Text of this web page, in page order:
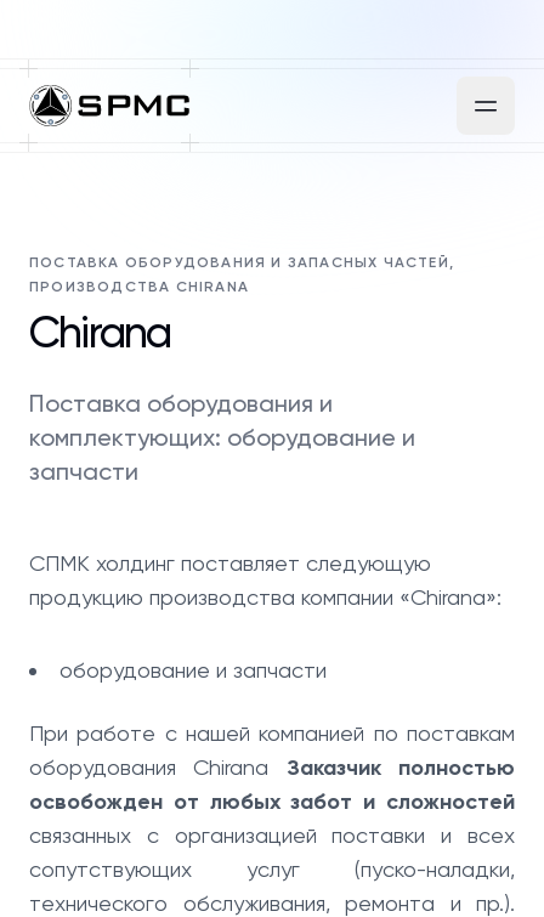
ПОСТАВКА ОБОРУДОВАНИЯ И ЗАПАСНЫХ ЧАСТЕЙ,
ПРОИЗВОДСТВА CHIRANA
Chirana
Поставка оборудования и
комплектующих: оборудование и
запчасти
СПМК холдинг поставляет следующую
продукцию производства компании «Chirana»:
оборудование и запчасти
При работе с нашей компанией по поставкам
оборудования Chirana Заказчик полностью
освобожден от любых забот и сложностей
связанных с организацией поставки и всех
сопутствующих услуг (пуско-наладки,
технического обслуживания, ремонта и пр.).